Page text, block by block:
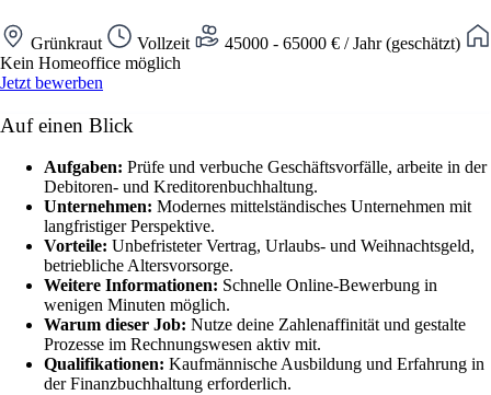
Grünkraut Vollzeit
45000 - 65000 € / Jahr (geschätzt)
Kein Homeoffice möglich
Jetzt bewerben
Auf einen Blick
Aufgaben: Prüfe und verbuche Geschäftsvorfälle, arbeite in der
Debitoren- und Kreditorenbuchhaltung.
Unternehmen: Modernes mittelständisches Unternehmen mit
langfristiger Perspektive.
Vorteile: Unbefristeter Vertrag, Urlaubs- und Weihnachtsgeld,
betriebliche Altersvorsorge.
Weitere Informationen: Schnelle Online-Bewerbung in
wenigen Minuten möglich.
Warum dieser Job: Nutze deine Zahlenaffinität und gestalte
Prozesse im Rechnungswesen aktiv mit.
Qualifikationen: Kaufmännische Ausbildung und Erfahrung in
der Finanzbuchhaltung erforderlich.